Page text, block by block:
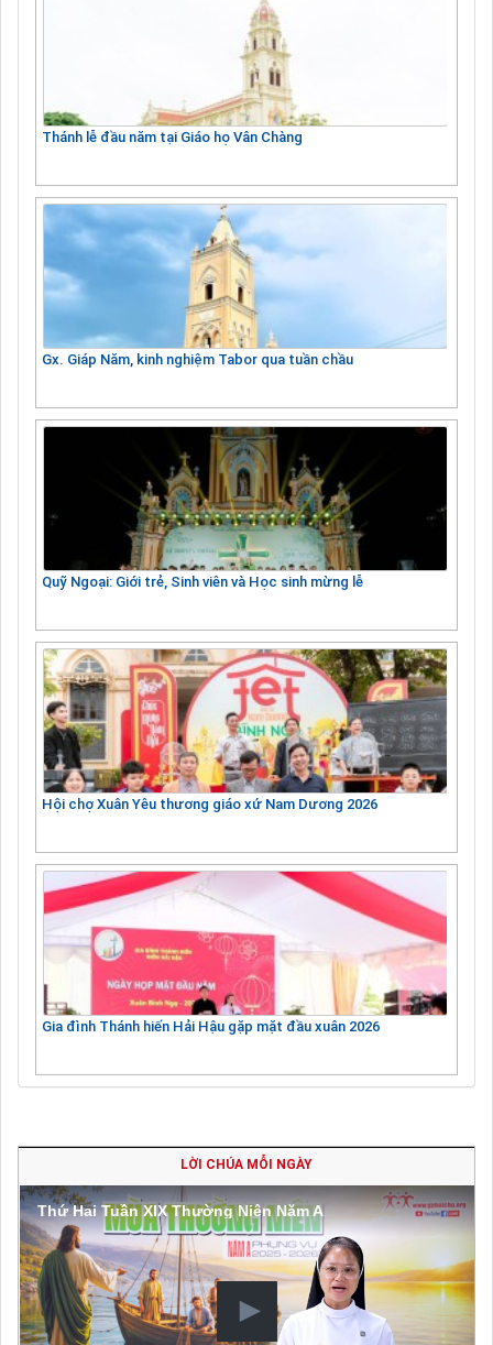
Thánh lễ đầu năm tại Giáo họ Vân Chàng
Gx. Giáp Năm, kinh nghiệm Tabor qua tuần chầu
Quỹ Ngoại: Giới trẻ, Sinh viên và Học sinh mừng lễ
Hội chợ Xuân Yêu thương giáo xứ Nam Dương 2026
Gia đình Thánh hiến Hải Hậu gặp mặt đầu xuân 2026
LỜI CHÚA MỖI NGÀY
Thứ Hai Tuần XIX Thường Niên Năm A